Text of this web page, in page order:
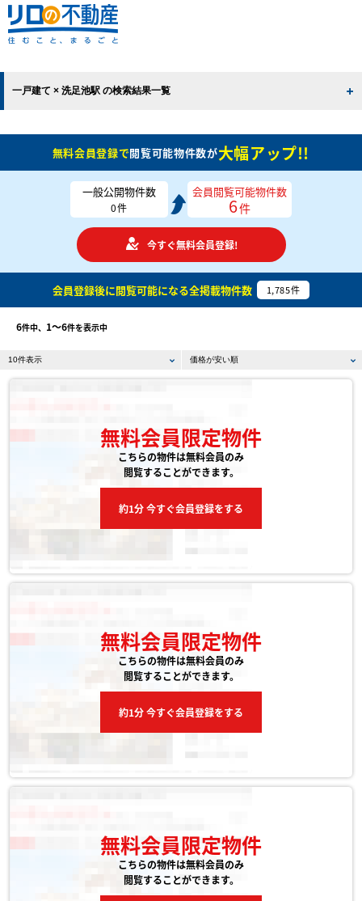
一戸建て × 洗足池駅 の検索結果一覧
無料会員登録で閲覧可能物件数が大幅アップ!!
一般公開物件数
0件
会員閲覧可能物件数
6件
今すぐ無料会員登録!
会員登録後に閲覧可能になる全掲載物件数 1,785件
6件中、 1〜6件を表示中
無料会員限定物件
こちらの物件は無料会員のみ
閲覧することができます。
約1分 今すぐ会員登録をする
無料会員限定物件
こちらの物件は無料会員のみ
閲覧することができます。
約1分 今すぐ会員登録をする
無料会員限定物件
こちらの物件は無料会員のみ
閲覧することができます。